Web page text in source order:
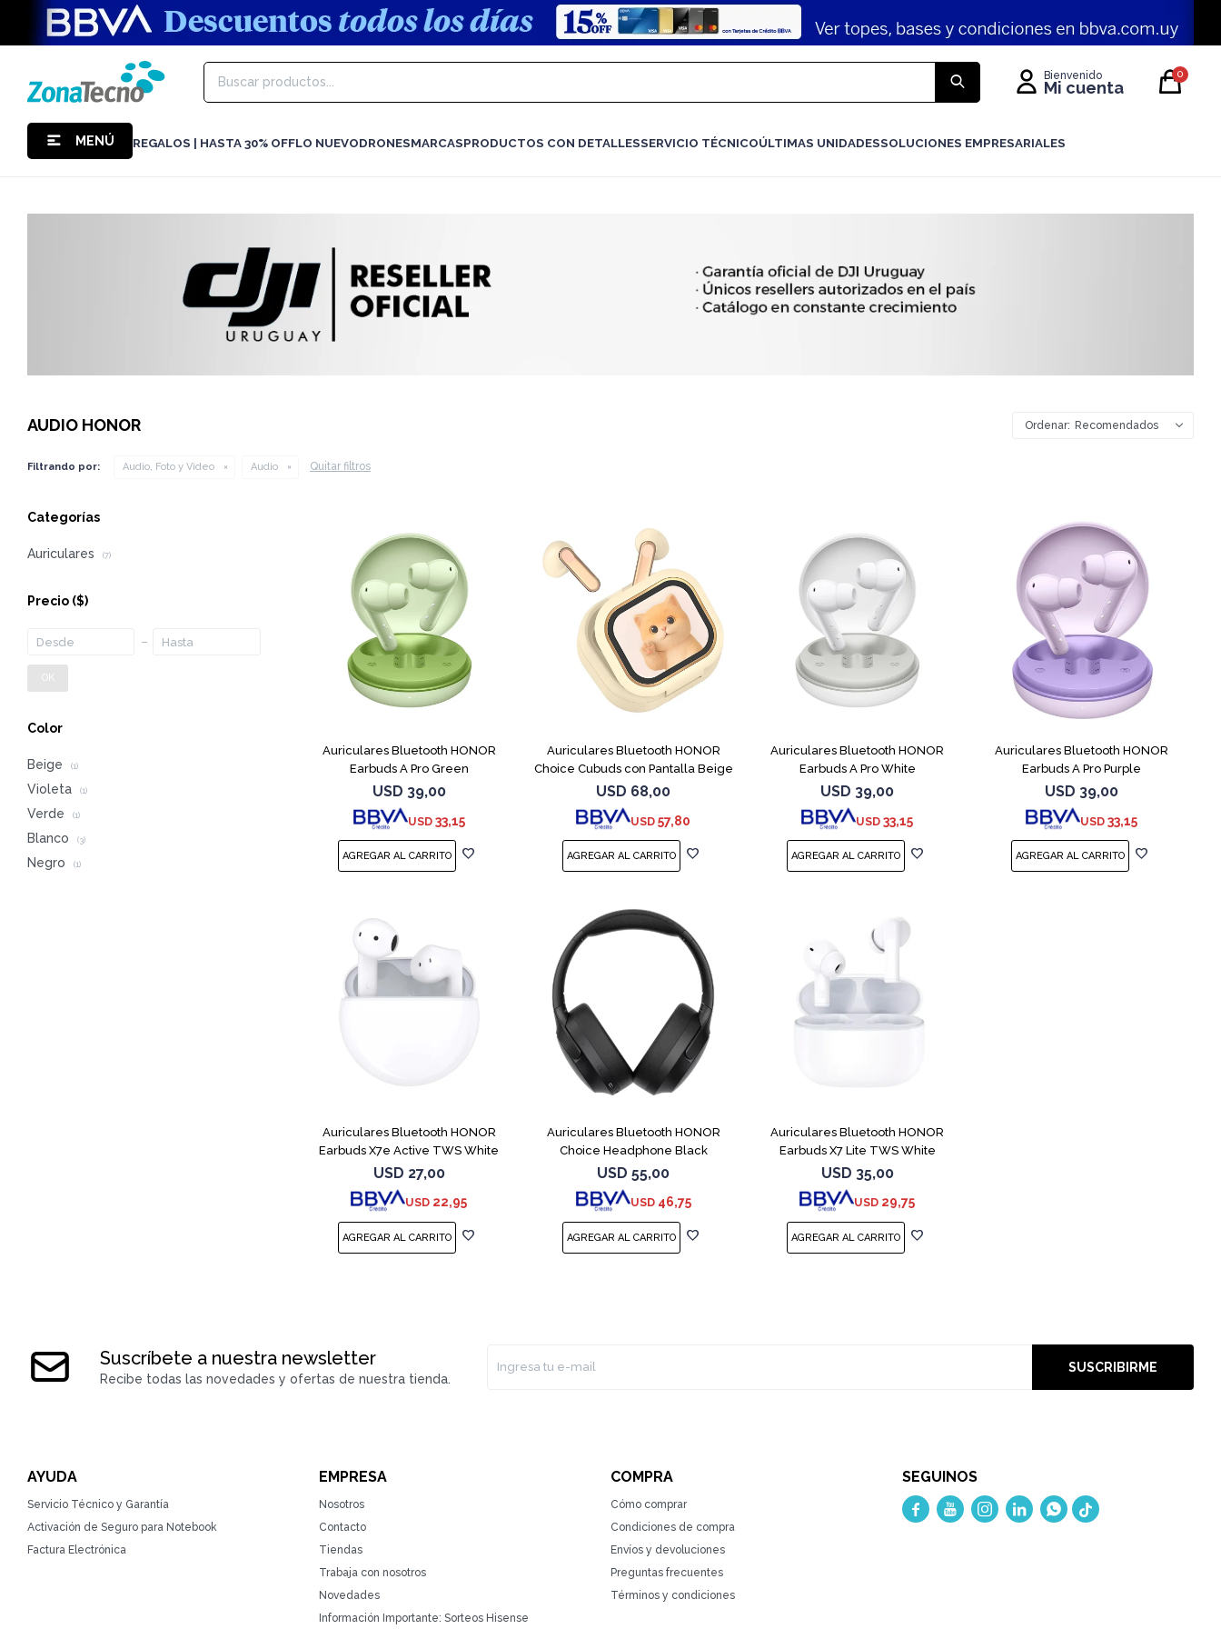
MENÚ REGALOS | HASTA 30% OFFLO NUEVODRONESMARCASPRODUCTOS CON DETALLESSERVICIO TÉCNICOÚLTIMAS UNIDADESSOLUCIONES EMPRESARIALES
0
AUDIO HONOR Recomendados
Filtrando por: Audio, Foto y Video Audio Quitar filtros
Auriculares Bluetooth HONOR
Earbuds A Pro Green
USD 39,00
USD 33,15
Auriculares Bluetooth HONOR
Choice Cubuds con Pantalla Beige
USD 68,00
USD 57,80
Auriculares Bluetooth HONOR
Earbuds A Pro White
USD 39,00
USD 33,15
Auriculares Bluetooth HONOR
Earbuds A Pro Purple
USD 39,00
USD 33,15
Auriculares Bluetooth HONOR
Earbuds X7e Active TWS White
USD 27,00
USD 22,95
Auriculares Bluetooth HONOR
Choice Headphone Black
USD 55,00
USD 46,75
Auriculares Bluetooth HONOR
Earbuds X7 Lite TWS White
USD 35,00
USD 29,75
Categorías
Auriculares (7)
Precio ($)
OK
Color
Beige (1)
Violeta (1)
Verde (1)
Blanco (3)
Negro (1)
Suscríbete a nuestra newsletter
Recibe todas las novedades y ofertas de nuestra tienda.
SUSCRIBIRME
AYUDA
Servicio Técnico y Garantía
Activación de Seguro para Notebook
Factura Electrónica
EMPRESA
Nosotros
Contacto
Tiendas
Trabaja con nosotros
Novedades
Información Importante: Sorteos Hisense
COMPRA
Cómo comprar
Condiciones de compra
Envíos y devoluciones
Preguntas frecuentes
Términos y condiciones
SEGUINOS
    